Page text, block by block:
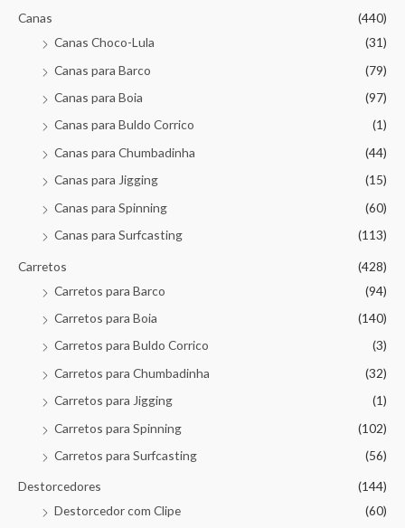
Canas
(440)
Canas Choco-Lula
(31)
Canas para Barco
(79)
Canas para Boia
(97)
Canas para Buldo Corrico
(1)
Canas para Chumbadinha
(44)
Canas para Jigging
(15)
Canas para Spinning
(60)
Canas para Surfcasting
(113)
Carretos
(428)
Carretos para Barco
(94)
Carretos para Boia
(140)
Carretos para Buldo Corrico
(3)
Carretos para Chumbadinha
(32)
Carretos para Jigging
(1)
Carretos para Spinning
(102)
Carretos para Surfcasting
(56)
Destorcedores
(144)
Destorcedor com Clipe
(60)